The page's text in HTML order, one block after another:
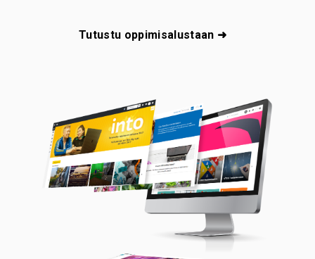
Tutustu oppimisalustaan ➜